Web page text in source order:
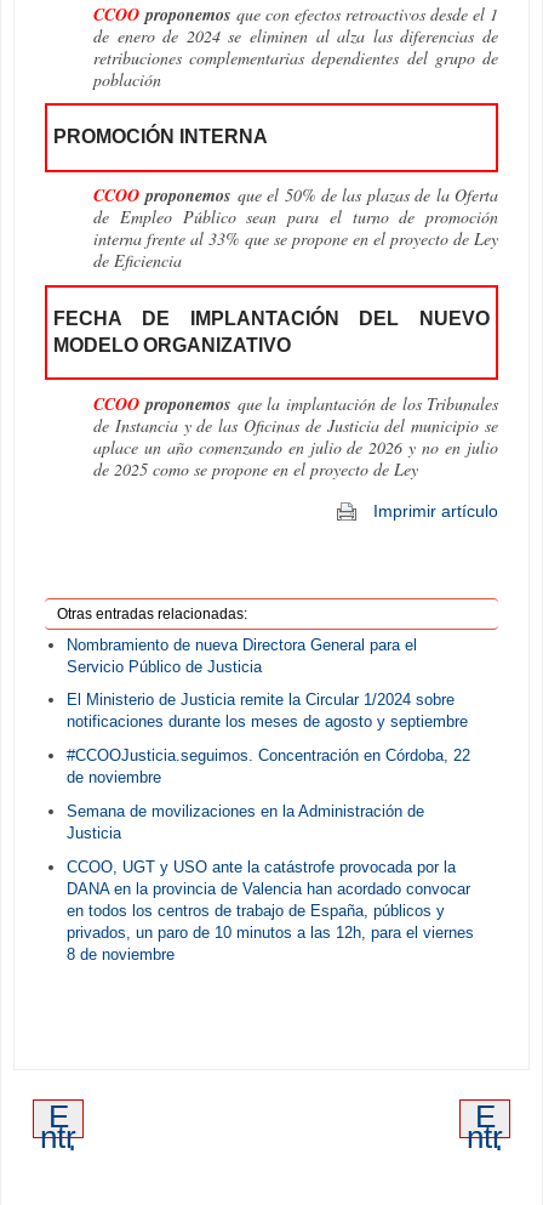
CCOO proponemos que con efectos retroactivos desde el 1
de enero de 2024 se eliminen al alza las diferencias de
retribuciones complementarias dependientes del grupo de
población
PROMOCIÓN INTERNA
CCOO proponemos que el 50% de las plazas de la Oferta
de Empleo Público sean para el turno de promoción
interna frente al 33% que se propone en el proyecto de Ley
de Eficiencia
FECHA DE IMPLANTACIÓN DEL NUEVO
MODELO ORGANIZATIVO
CCOO proponemos que la implantación de los Tribunales
de Instancia y de las Oficinas de Justicia del municipio se
aplace un año comenzando en julio de 2026 y no en julio
de 2025 como se propone en el proyecto de Ley
Imprimir artículo
Otras entradas relacionadas:
Nombramiento de nueva Directora General para el
Servicio Público de Justicia
El Ministerio de Justicia remite la Circular 1/2024 sobre
notificaciones durante los meses de agosto y septiembre
#CCOOJusticia.seguimos. Concentración en Córdoba, 22
de noviembre
Semana de movilizaciones en la Administración de
Justicia
CCOO, UGT y USO ante la catástrofe provocada por la
DANA en la provincia de Valencia han acordado convocar
en todos los centros de trabajo de España, públicos y
privados, un paro de 10 minutos a las 12h, para el viernes
8 de noviembre
E
ntr
ad
E
ntr
ad